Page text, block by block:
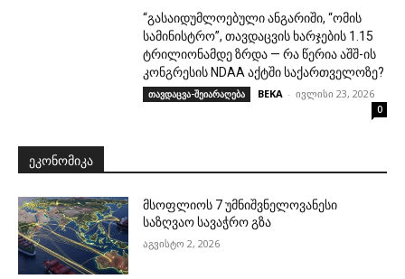
“გასაიდუმლოებული ანგარიში, “ომის
სამინისტრო”, თავდაცვის ხარჯების 1.15
ტრილიონამდე ზრდა — რა წერია აშშ-ის
კონგრესის NDAA აქტში საქართველოზე?
თავდაცვა-შეიარაღება BEKA - ივლისი 23, 2026
0
ᲔᲙᲝᲜᲝᲛᲘᲙᲐ
მსოფლიოს 7 უმნიშვნელოვანესი
საზღვაო სავაჭრო გზა
აგვისტო 2, 2026